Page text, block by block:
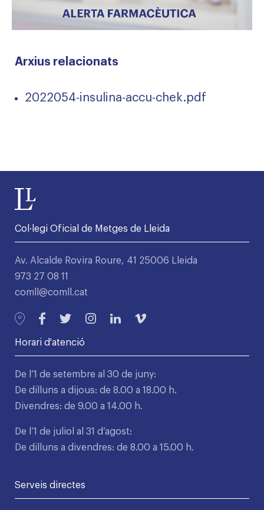
Arxius relacionats
2022054-insulina-accu-chek.pdf
Col·legi Oficial de Metges de Lleida
Av. Alcalde Rovira Roure, 41 25006 Lleida
973 27 08 11
comll@comll.cat
Horari d'atenció
De l’1 de setembre al 30 de juny:
De dilluns a dijous: de 8.00 a 18.00 h.
Divendres: de 9.00 a 14.00 h.
De l’1 de juliol al 31 d’agost:
De dilluns a divendres: de 8.00 a 15.00 h.
Serveis directes